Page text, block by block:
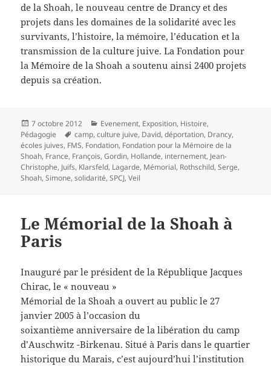
de la Shoah, le nouveau centre de Drancy et des
projets dans les domaines de la solidarité avec les
survivants, l’histoire, la mémoire, l’éducation et la
transmission de la culture juive. La Fondation pour
la Mémoire de la Shoah a soutenu ainsi 2400 projets
depuis sa création.
Publié
le
7 octobre 2012 Catégories
Evenement, Exposition, Histoire,
Pédagogie
Mots-
clés
camp,culture juive, David,déportation, Drancy,
écoles juives, FMS, Fondation, Fondation pour la Mémoire de la
Shoah, France, François,Gordin, Hollande, internement, Jean-
Christophe, Juifs, Klarsfeld, Lagarde, Mémorial, Rothschild,Serge,
Shoah,Simone,solidarité,SPCJ,Veil
Le Mémorial de la Shoah à
Paris
Inauguré par le président de la République Jacques
Chirac, le « nouveau »
Mémorial de la Shoah a ouvert au public le 27
janvier 2005 à l’occasion du
soixantième anniversaire de la libération du camp
d’Auschwitz -Birkenau. Situé à Paris dans le quartier
historique du Marais, c’est aujourd’hui l’institution